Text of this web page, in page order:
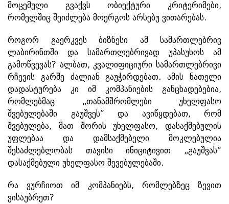
მოცემული გვაქვს ობიექტური კრიტერიმები,
რომელშიც შეიძლება მოერგოს არსებუ ვითარებას.
როგორ გაერკვეს ბიზნესი ამ სამართლებრივ
ლაბირინთში და სამართლებრივად უპასუხოს ამ
გამოწვევას? ალბათ, კვალიფიციური სამართლებრივი
რჩევის გარშე ძალიან გაუჭირდებათ. ამის ნათელი
დადასტურება კი იმ კომპანიების განცხადებებია,
რომლებმაც „თანამშრომლები უხელფასო
შვებულებაში გაუშვეს“ და ავიწყდებათ, რომ
შვებულება, მათ შორის უხელფასო, დასაქმებულის
უფლებაა და დამსაქმებელი მოკლებულია
შესაძლებლობას თავისი ინიციტივით „გაუშვას“
დასაქმებული უხელფასო შევებულებაში.
რა ვურჩიოთ იმ კომპანიებს, რომლებზეც ზევით
ვისაუბრეთ?